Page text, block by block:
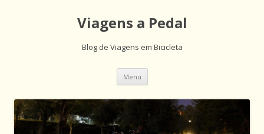
Viagens a Pedal
Blog de Viagens em Bicicleta
Menu Saltar
o
conteúdo